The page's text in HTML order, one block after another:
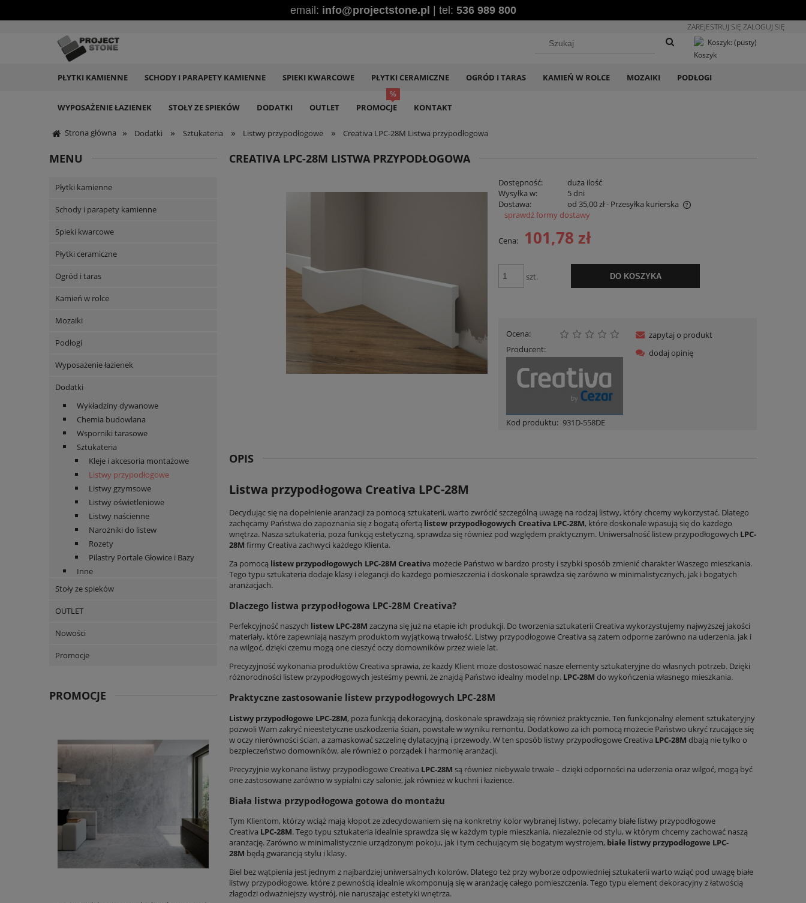
email: info@projectstone.pl | tel: 536 989 800
ZAREJESTRUJ SIĘ ZALOGUJ SIĘ
Koszyk: (pusty)
PŁYTKI KAMIENNE SCHODY I PARAPETY KAMIENNE SPIEKI KWARCOWE PŁYTKI CERAMICZNE OGRÓD I TARAS KAMIEŃ W ROLCE MOZAIKI PODŁOGI
WYPOSAŻENIE ŁAZIENEK STOŁY ZE SPIEKÓW DODATKI OUTLET PROMOCJE KONTAKT
Strona główna » Dodatki » Sztukateria » Listwy przypodłogowe » Creativa LPC-28M Listwa przypodłogowa
MENU
Płytki kamienne
Schody i parapety kamienne
Spieki kwarcowe
Płytki ceramiczne
Ogród i taras
Kamień w rolce
Mozaiki
Podłogi
Wyposażenie łazienek
Dodatki
Wykładziny dywanowe
Chemia budowlana
Wsporniki tarasowe
Sztukateria
Kleje i akcesoria montażowe
Listwy przypodłogowe
Listwy gzymsowe
Listwy oświetleniowe
Listwy naścienne
Narożniki do listew
Rozety
Pilastry Portale Głowice i Bazy
Inne
Stoły ze spieków
OUTLET
Nowości
Promocje
PROMOCJE
CREATIVA LPC-28M LISTWA PRZYPODŁOGOWA
Dostępność:
duża ilość
Wysyłka w:
5 dni
Dostawa:
od 35,00 zł- Przesyłka kurierska
Cena nie zawiera ewentualnych kosztów
płatności
sprawdź formy dostawy
Cena: 101,78 zł
szt. DO KOSZYKA
Ocena:
Producent:
Kod produktu: 931D-558DE
zapytaj o produkt
dodaj opinię
OPIS
Listwa przypodłogowa Creativa LPC-28M
Decydując się na dopełnienie aranżacji za pomocą sztukaterii, warto zwrócić szczególną uwagę na rodzaj listwy, który chcemy wykorzystać. Dlatego
zachęcamy Państwa do zapoznania się z bogatą ofertą listew przypodłogowych Creativa LPC-28M, które doskonale wpasują się do każdego
wnętrza. Nasza sztukateria, poza funkcją estetyczną, sprawdza się również pod względem praktycznym. Uniwersalność listew przypodłogowych LPC-
28M firmy Creativa zachwyci każdego Klienta.
Za pomocą listew przypodłogowych LPC-28M Creativa możecie Państwo w bardzo prosty i szybki sposób zmienić charakter Waszego mieszkania.
Tego typu sztukateria dodaje klasy i elegancji do każdego pomieszczenia i doskonale sprawdza się zarówno w minimalistycznych, jak i bogatych
aranżacjach.
Dlaczego listwa przypodłogowa LPC-28M Creativa?
Perfekcyjność naszych listew LPC-28M zaczyna się już na etapie ich produkcji. Do tworzenia sztukaterii Creativa wykorzystujemy najwyższej jakości
materiały, które zapewniają naszym produktom wyjątkową trwałość. Listwy przypodłogowe Creativa są zatem odporne zarówno na uderzenia, jak i
na wilgoć, dzięki czemu mogą one cieszyć oczy domowników przez wiele lat.
Precyzyjność wykonania produktów Creativa sprawia, że każdy Klient może dostosować nasze elementy sztukateryjne do własnych potrzeb. Dzięki
różnorodności listew przypodłogowych jesteśmy pewni, że znajdą Państwo idealny model np. LPC-28M do wykończenia własnego mieszkania.
Praktyczne zastosowanie listew przypodłogowych LPC-28M
Listwy przypodłogowe LPC-28M, poza funkcją dekoracyjną, doskonale sprawdzają się również praktycznie. Ten funkcjonalny element sztukateryjny
pozwoli Wam zakryć nieestetyczne uszkodzenia ścian, powstałe w wyniku remontu. Dodatkowo za ich pomocą możecie Państwo ukryć rzucające się
w oczy nierówności ścian, a zamaskować szczelinę dylatacyjną i przewody. W ten sposób listwy przypodłogowe Creativa LPC-28M dbają nie tylko o
bezpieczeństwo domowników, ale również o porządek i harmonię aranżacji.
Precyzyjnie wykonane listwy przypodłogowe Creativa LPC-28M są również niebywale trwałe – dzięki odporności na uderzenia oraz wilgoć, mogą być
one zastosowane zarówno w sypialni czy salonie, jak również w kuchni i łazience.
Biała listwa przypodłogowa gotowa do montażu
Tym Klientom, którzy wciąż mają kłopot ze zdecydowaniem się na konkretny kolor wybranej listwy, polecamy białe listwy przypodłogowe
Creativa LPC-28M. Tego typu sztukateria idealnie sprawdza się w każdym typie mieszkania, niezależnie od stylu, w którym chcemy zachować naszą
aranżację. Zarówno w minimalistycznie urządzonym pokoju, jak i tym cechującym się bogatym wystrojem, białe listwy przypodłogowe LPC-
28M będą gwarancją stylu i klasy.
Biel bez wątpienia jest jednym z najbardziej uniwersalnych kolorów. Dlatego też przy wyborze odpowiedniej sztukaterii warto wziąć pod uwagę białe
listwy przypodłogowe, które z pewnością idealnie wkomponują się w aranżację całego pomieszczenia. Tego typu element dekoracyjny z łatwością
złagodzi odważniejszy wystrój, nie naruszając estetyki wnętrza.